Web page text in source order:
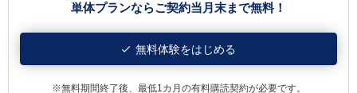
単体プランならご契約当月末まで無料！
無料体験をはじめる
※無料期間終了後、最低1カ月の有料購読契約が必要です。